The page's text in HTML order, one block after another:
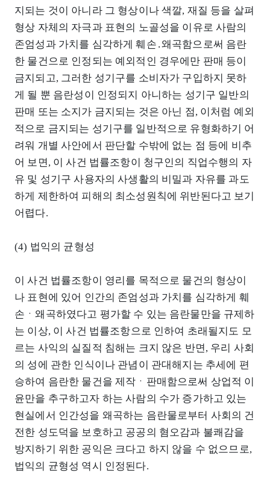
지되는 것이 아니라 그 형상이나 색깔, 재질 등을 살펴
형상 자체의 자극과 표현의 노골성을 이유로 사람의
존엄성과 가치를 심각하게 훼손․왜곡함으로써 음란
한 물건으로 인정되는 예외적인 경우에만 판매 등이
금지되고, 그러한 성기구를 소비자가 구입하지 못하
게 될 뿐 음란성이 인정되지 아니하는 성기구 일반의
판매 또는 소지가 금지되는 것은 아닌 점, 이처럼 예외
적으로 금지되는 성기구를 일반적으로 유형화하기 어
려워 개별 사안에서 판단할 수밖에 없는 점 등에 비추
어 보면, 이 사건 법률조항이 청구인의 직업수행의 자
유 및 성기구 사용자의 사생활의 비밀과 자유를 과도
하게 제한하여 피해의 최소성원칙에 위반된다고 보기
어렵다.
(4) 법익의 균형성
이 사건 법률조항이 영리를 목적으로 물건의 형상이
나 표현에 있어 인간의 존엄성과 가치를 심각하게 훼
손ㆍ왜곡하였다고 평가할 수 있는 음란물만을 규제하
는 이상, 이 사건 법률조항으로 인하여 초래될지도 모
르는 사익의 실질적 침해는 크지 않은 반면, 우리 사회
의 성에 관한 인식이나 관념이 관대해지는 추세에 편
승하여 음란한 물건을 제작ㆍ판매함으로써 상업적 이
윤만을 추구하고자 하는 사람의 수가 증가하고 있는
현실에서 인간성을 왜곡하는 음란물로부터 사회의 건
전한 성도덕을 보호하고 공공의 혐오감과 불쾌감을
방지하기 위한 공익은 크다고 하지 않을 수 없으므로,
법익의 균형성 역시 인정된다.